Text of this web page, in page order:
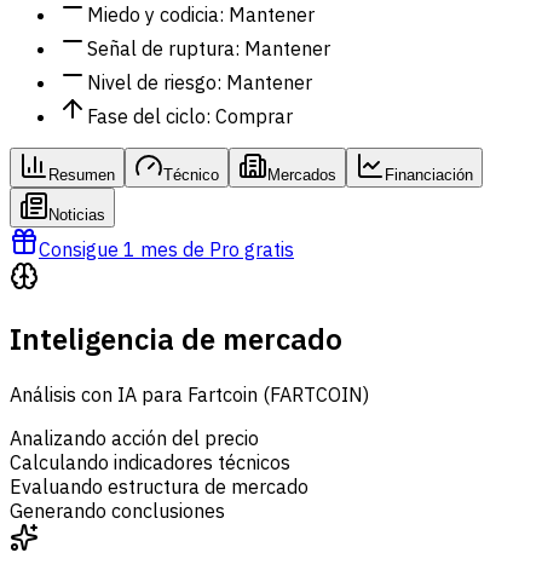
Miedo y codicia: Mantener
Señal de ruptura: Mantener
Nivel de riesgo: Mantener
Fase del ciclo: Comprar
Resumen Técnico Mercados Financiación
Noticias
Consigue 1 mes de Pro gratis
Inteligencia de mercado
Análisis con IA para Fartcoin (FARTCOIN)
Analizando acción del precio
Calculando indicadores técnicos
Evaluando estructura de mercado
Generando conclusiones